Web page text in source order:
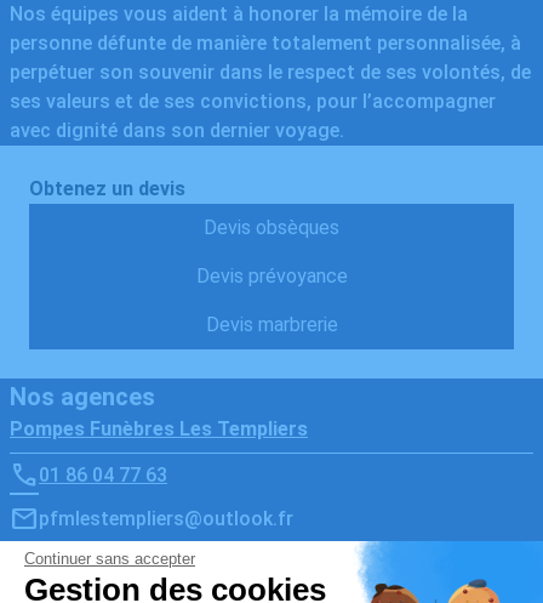
Nos équipes vous aident à honorer la mémoire de la
personne défunte de manière totalement personnalisée, à
perpétuer son souvenir dans le respect de ses volontés, de
ses valeurs et de ses convictions, pour l’accompagner
avec dignité dans son dernier voyage.
Obtenez un devis
Devis obsèques
Devis prévoyance
Devis marbrerie
Nos agences
Pompes Funèbres Les Templiers
01 86 04 77 63
pfmlestempliers@outlook.fr
34 Rue de Chartres - 78610 - Le Perray-en-Yvelines